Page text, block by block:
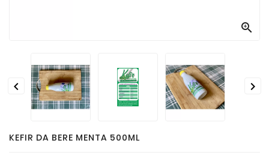

 
KEFIR DA BERE MENTA 500ML